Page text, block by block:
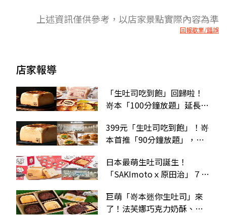
上述資訊僅供參考，以店家景點實際內容為準
回報歇業/錯誤
店家報導
「生吐司吃到飽」回歸啦！
嵜本「100分鐘放題」延長，
399元「生吐司吃到飽」！嵜
本首推「90分鐘放題」，無
日本最萌生吐司誕生！
「SAKImotoｘ原田治」７款
卡
巨萌「嵜本迷你生吐司」來
了！法芙娜巧克力奶酥、迷